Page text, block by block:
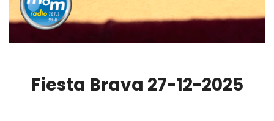
Fiesta Brava 27-12-2025